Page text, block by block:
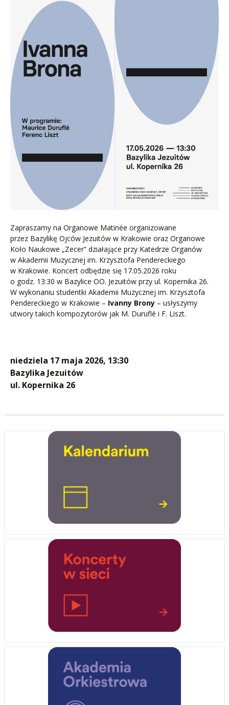
Zapraszamy na Organowe Matinée organizowane
przez Bazylikę Ojców Jezuitów w Krakowie oraz Organowe
Koło Naukowe „Zecer” działające przy Katedrze Organów
w Akademii Muzycznej im. Krzysztofa Pendereckiego
w Krakowie. Koncert odbędzie się 17.05.2026 roku
o godz. 13:30 w Bazylice OO. Jezuitów przy ul. Kopernika 26.
W wykonaniu studentki Akademii Muzycznej im. Krzysztofa
Pendereckiego w Krakowie – Ivanny Brony – usłyszymy
utwory takich kompozytorów jak M. Duruflé i F. Liszt.
niedziela 17 maja 2026, 13:30
Bazylika Jezuitów
ul. Kopernika 26